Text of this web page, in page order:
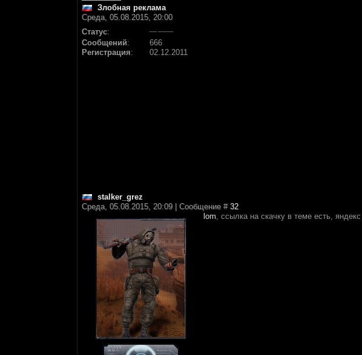
Злобная реклама
Среда, 05.08.2015, 20:00
Статус:
Сообщений:
666
Регистрация: 02.12.2011
stalker_grez
Среда, 05.08.2015, 20:09 | Сообщение # 32
lom, ссылка на скачку в теме есть,